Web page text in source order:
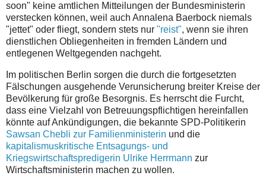
soon" keine amtlichen Mitteilungen der Bundesministerin
verstecken können, weil auch Annalena Baerbock niemals
"jettet" oder fliegt, sondern stets nur "reist", wenn sie ihren
dienstlichen Obliegenheiten in fremden Ländern und
entlegenen Weltgegenden nachgeht.
Im politischen Berlin sorgen die durch die fortgesetzten
Fälschungen ausgehende Verunsicherung breiter Kreise der
Bevölkerung für große Besorgnis. Es herrscht die Furcht,
dass eine Vielzahl von Betreuungspflichtigen hereinfallen
könnte auf Ankündigungen, die bekannte SPD-Politikerin
Sawsan Chebli zur Familienministerin und die
kapitalismuskritische Entsagungs- und
Kriegswirtschaftspredigerin Ulrike Herrmann zur
Wirtschaftsministerin machen zu wollen.